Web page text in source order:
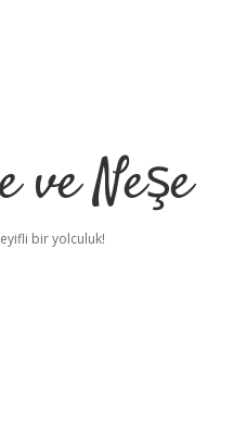
ve Neşe
bir yolculuk!